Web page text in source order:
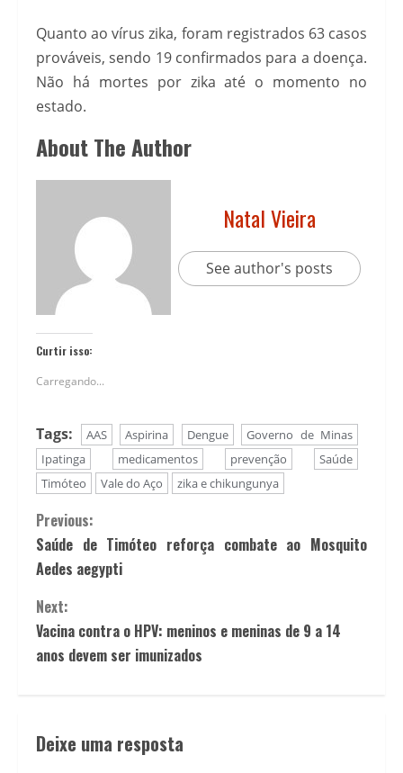
Quanto ao vírus zika, foram registrados 63 casos
prováveis, sendo 19 confirmados para a doença.
Não há mortes por zika até o momento no
estado.
About The Author
Natal Vieira
See author's posts
Curtir isso:
Carregando...
Tags: AAS Aspirina Dengue
Governo de Minas
Ipatinga
medicamentos prevenção
Saúde
Timóteo
Vale do Aço zika e chikungunya
Previous:
Saúde de Timóteo reforça combate ao Mosquito
Aedes aegypti
Next:
Vacina contra o HPV: meninos e meninas de 9 a 14
anos devem ser imunizados
Deixe uma resposta